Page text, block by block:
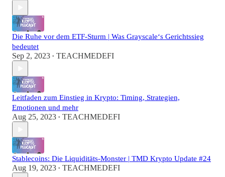
Die Ruhe vor dem ETF-Sturm | Was Grayscale‘s Gerichtssieg
bedeutet
Sep 2, 2023 • TEACHMEDEFI
Leitfaden zum Einstieg in Krypto: Timing, Strategien,
Emotionen und mehr
Aug 25, 2023 • TEACHMEDEFI
Stablecoins: Die Liquiditäts-Monster | TMD Krypto Update #24
Aug 19, 2023 • TEACHMEDEFI